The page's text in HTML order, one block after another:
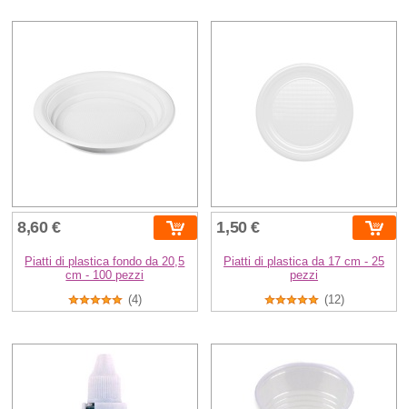
8,60 €
Piatti di plastica fondo da 20,5
cm - 100 pezzi
(4)
1,50 €
Piatti di plastica da 17 cm - 25
pezzi
(12)